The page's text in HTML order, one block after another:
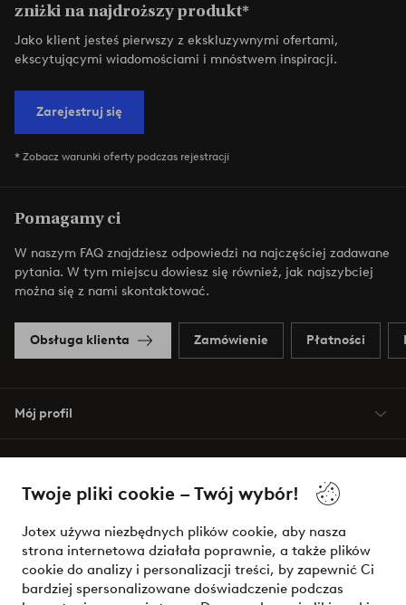
Twoje pliki cookie – Twój wybór!
Jotex używa niezbędnych plików cookie, aby nasza
strona internetowa działała poprawnie, a także plików
cookie do analizy i personalizacji treści, by zapewnić Ci
bardziej spersonalizowane doświadczenie podczas
zniżki na najdroższy produkt*
Jako klient jesteś pierwszy z ekskluzywnymi ofertami,
ekscytującymi wiadomościami i mnóstwem inspiracji.
Zarejestruj się
* Zobacz warunki oferty podczas rejestracji
Pomagamy ci
W naszym FAQ znajdziesz odpowiedzi na najczęściej zadawane
pytania. W tym miejscu dowiesz się również, jak najszybciej
można się z nami skontaktować.
Obsługa klienta Zamówienie Płatności
Mój profil
Warunki